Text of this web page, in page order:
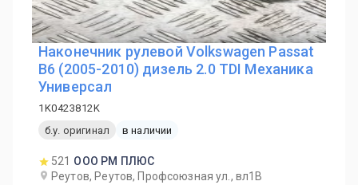
Наконечник рулевой Volkswagen Passat
B6 (2005-2010) дизель 2.0 TDI Механика
Универсал
1K0423812K
б.у. оригинал
в наличии
521 ООО РМ ПЛЮС
Реутов, Реутов, Профсоюзная ул., вл1В